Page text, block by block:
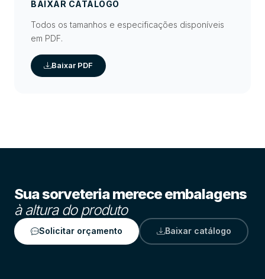
BAIXAR CATÁLOGO
Todos os tamanhos e especificações disponíveis
em PDF.
Baixar PDF
Sua sorveteria merece embalagens
à altura do produto
Solicitar orçamento Baixar catálogo